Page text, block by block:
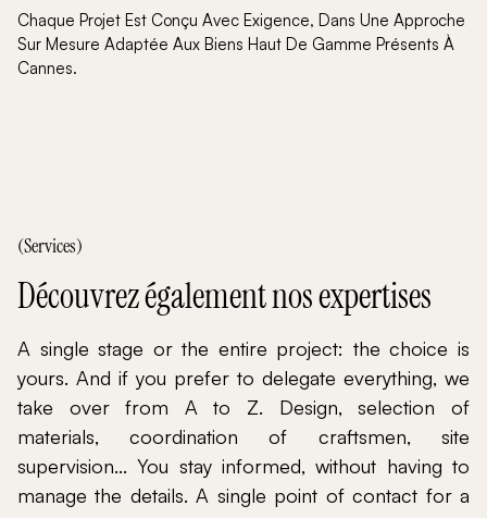
Chaque Projet Est Conçu Avec Exigence, Dans Une Approche
Sur Mesure Adaptée Aux Biens Haut De Gamme Présents À
Cannes.
(Services)
Découvrez également nos expertises
A single stage or the entire project: the choice is
yours. And if you prefer to delegate everything, we
take over from A to Z. Design, selection of
materials, coordination of craftsmen, site
supervision... You stay informed, without having to
manage the details. A single point of contact for a